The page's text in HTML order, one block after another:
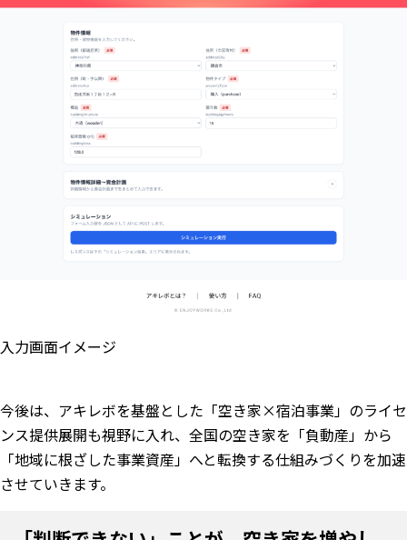
入力画面イメージ
今後は、アキレボを基盤とした「空き家×宿泊事業」のライセ
ンス提供展開も視野に入れ、全国の空き家を「負動産」から
「地域に根ざした事業資産」へと転換する仕組みづくりを加速
させていきます。